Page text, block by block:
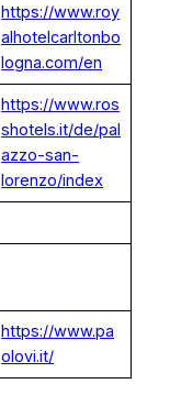
https://www.roy
alhotelcarltonbo
logna.com/en
https://www.ros
shotels.it/de/pal
azzo-san-
lorenzo/index
https://www.pa
olovi.it/